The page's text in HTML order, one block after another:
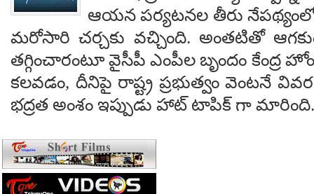
ఆయన పర్యటనల తీరు నేపథ్యంలో
మరోసారి చర్చకు వచ్చింది. అంతటితో
తగ్గించారంటూ వైసీపీ ఎంపీల బృందం కేంద్ర
కలవడం, దీనిపై రాష్ట్ర ప్రభుత్వం వెంటనే
భద్రత అంశం ఇప్పుడు హాట్ టాపిక్ గా మారింది.